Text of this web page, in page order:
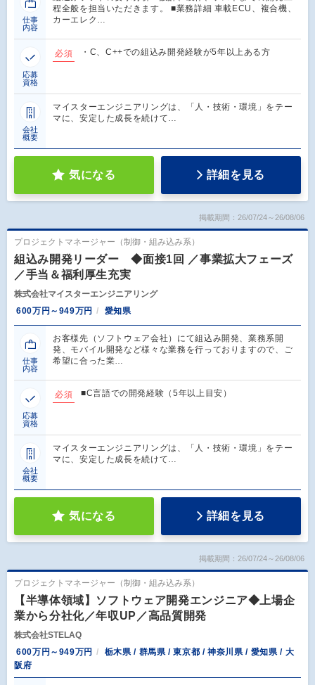
仕事
内容
程全般を担当いただきます。 ■業務詳細 車載ECU、複合機、
カーエレク…
応募
資格
必須 ・C、C++での組込み開発経験が5年以上ある方
会社
概要
マイスターエンジニアリングは、「人・技術・環境」をテー
マに、安定した成長を続けて…
気になる 詳細を見る
掲載期間：26/07/24～26/08/06
プロジェクトマネージャー（制御・組み込み系）
組込み開発リーダー ◆面接1回 ／事業拡大フェーズ
／手当＆福利厚生充実
株式会社マイスターエンジニアリング
600万円～949万円
愛知県
仕事
内容
お客様先（ソフトウェア会社）にて組込み開発、業務系開
発、モバイル開発など様々な業務を行っておりますので、ご
希望に合った業…
応募
資格
必須 ■C言語での開発経験（5年以上目安）
会社
概要
マイスターエンジニアリングは、「人・技術・環境」をテー
マに、安定した成長を続けて…
気になる 詳細を見る
掲載期間：26/07/24～26/08/06
プロジェクトマネージャー（制御・組み込み系）
【半導体領域】ソフトウェア開発エンジニア◆上場企
業から分社化／年収UP／高品質開発
株式会社STELAQ
600万円～949万円
栃木県 / 群馬県 / 東京都 / 神奈川県 / 愛知県 / 大
阪府